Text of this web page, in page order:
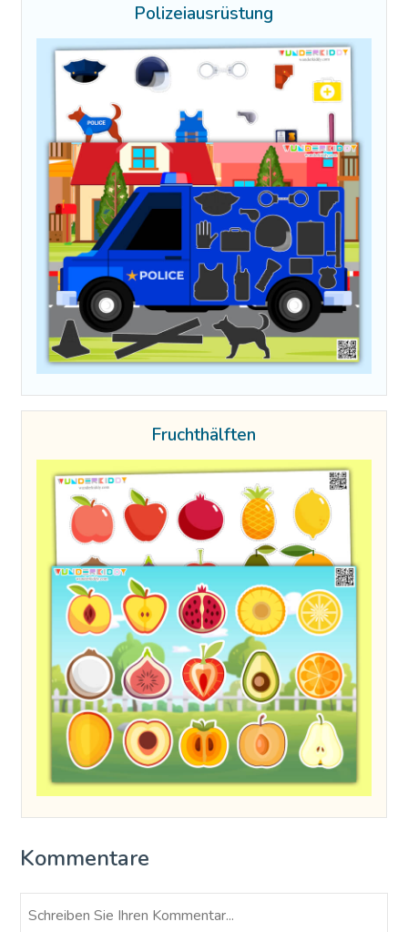
Polizeiausrüstung
Fruchthälften
Kommentare